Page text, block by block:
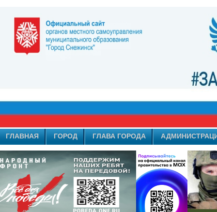
ГЛАВНАЯ ГОРОД ГЛАВА ГОРОДА